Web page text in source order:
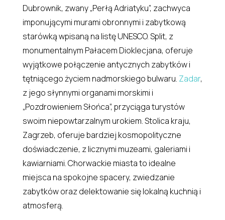
Dubrownik, zwany „Perłą Adriatyku”, zachwyca
imponującymi murami obronnymi i zabytkową
starówką wpisaną na listę UNESCO. Split, z
monumentalnym Pałacem Dioklecjana, oferuje
wyjątkowe połączenie antycznych zabytków i
tętniącego życiem nadmorskiego bulwaru. Zadar,
z jego słynnymi organami morskimi i
„Pozdrowieniem Słońca”, przyciąga turystów
swoim niepowtarzalnym urokiem. Stolica kraju,
Zagrzeb, oferuje bardziej kosmopolityczne
doświadczenie, z licznymi muzeami, galeriami i
kawiarniami. Chorwackie miasta to idealne
miejsca na spokojne spacery, zwiedzanie
zabytków oraz delektowanie się lokalną kuchnią i
atmosferą.